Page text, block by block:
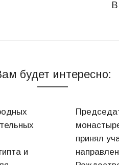
Следующая
будет интересно:
и
принял